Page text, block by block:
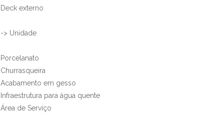
Deck externo
-> Unidade
Porcelanato
Churrasqueira
Acabamento em gesso
Infraestrutura para água quente
Área de Serviço